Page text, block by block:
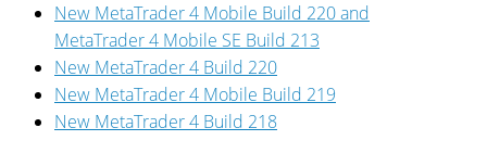
New MetaTrader 4 Mobile Build 220 and
MetaTrader 4 Mobile SE Build 213
New MetaTrader 4 Build 220
New MetaTrader 4 Mobile Build 219
New MetaTrader 4 Build 218